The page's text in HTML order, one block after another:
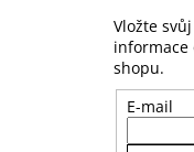
Vložte
informace
shopu.
E-mail